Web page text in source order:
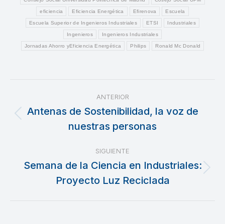
eficiencia Eficiencia Energética Efirenova Escuela
Escuela Superior de Ingenieros Industriales ETSI Industriales
Ingenieros Ingenieros Industriales
Jornadas Ahorro yEficiencia Energética Philips Ronald Mc Donald
Navegación
entre
publicaciones
ANTERIOR
Publicación
anterior:
Antenas de Sostenibilidad, la voz de
nuestras personas
SIGUIENTE
siguiente:
Semana de la Ciencia en Industriales:
Proyecto Luz Reciclada